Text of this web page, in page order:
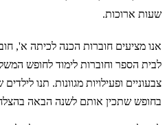
שעות ארוכות.
אנו מציעים חוברות הכנה לכיתה א',
לבית הספר וחוברות לימוד לחופש
צבעוניים ופעילויות מגוונות. תנו
בחופש שתכין אותם לשנה הבאה